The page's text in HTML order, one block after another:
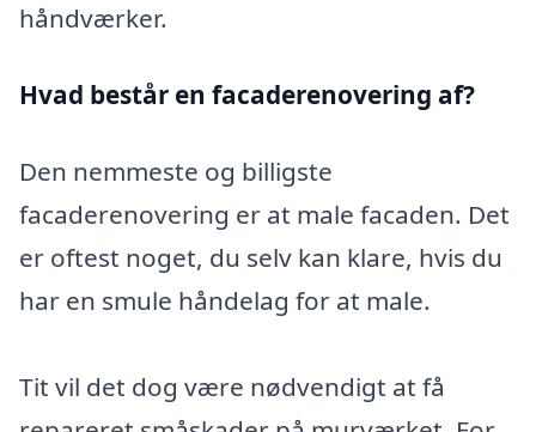
håndværker.
Hvad består en facaderenovering af?
Den nemmeste og billigste
facaderenovering er at male facaden. Det
er oftest noget, du selv kan klare, hvis du
har en smule håndelag for at male.
Tit vil det dog være nødvendigt at få